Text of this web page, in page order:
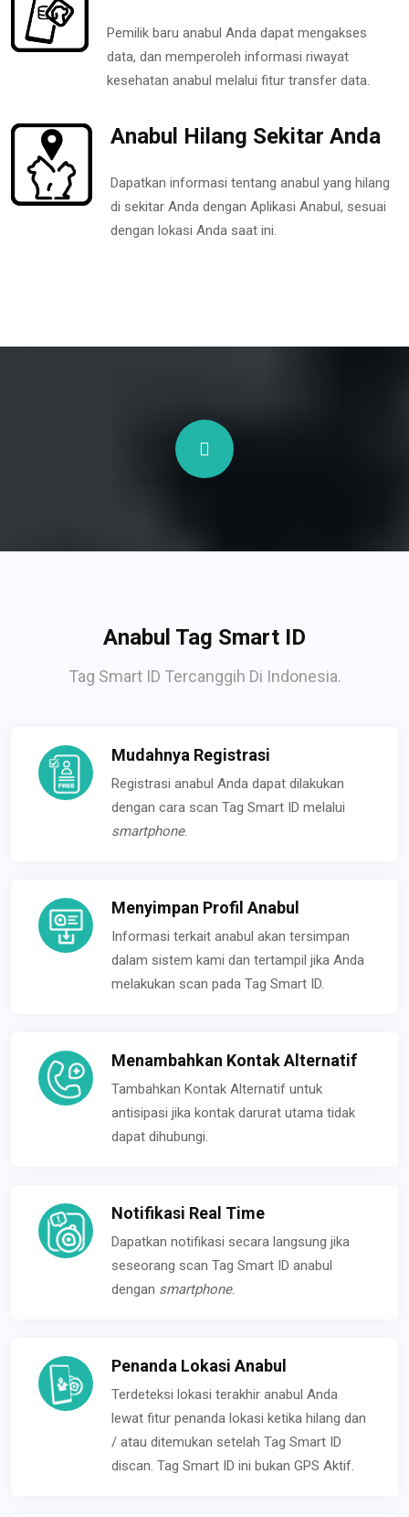
Pemilik baru anabul Anda dapat mengakses
data, dan memperoleh informasi riwayat
kesehatan anabul melalui fitur transfer data.
Anabul Hilang Sekitar Anda
Dapatkan informasi tentang anabul yang hilang
di sekitar Anda dengan Aplikasi Anabul, sesuai
dengan lokasi Anda saat ini.
Anabul Tag Smart ID
Tag Smart ID Tercanggih Di Indonesia.
Mudahnya Registrasi
Registrasi anabul Anda dapat dilakukan
dengan cara scan Tag Smart ID melalui
smartphone.
Menyimpan Profil Anabul
Informasi terkait anabul akan tersimpan
dalam sistem kami dan tertampil jika Anda
melakukan scan pada Tag Smart ID.
Menambahkan Kontak Alternatif
Tambahkan Kontak Alternatif untuk
antisipasi jika kontak darurat utama tidak
dapat dihubungi.
Notifikasi Real Time
Dapatkan notifikasi secara langsung jika
seseorang scan Tag Smart ID anabul
dengan smartphone.
Penanda Lokasi Anabul
Terdeteksi lokasi terakhir anabul Anda
lewat fitur penanda lokasi ketika hilang dan
/ atau ditemukan setelah Tag Smart ID
discan. Tag Smart ID ini bukan GPS Aktif.